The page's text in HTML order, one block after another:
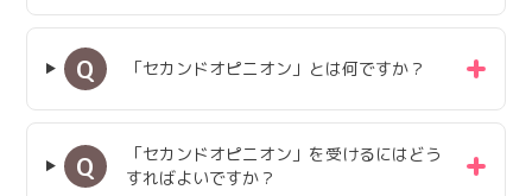
言語切替
Q 「セカンドオピニオン」とは何ですか？
Q
「セカンドオピニオン」を受けるにはどう
すればよいですか？